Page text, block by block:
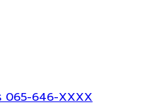
065-646-XXXX